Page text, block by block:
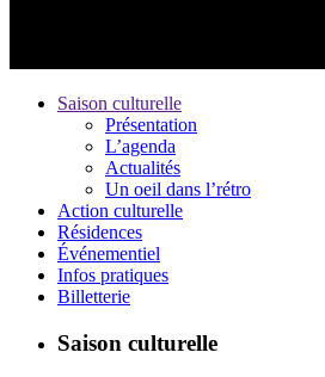
Saison culturelle
Présentation
L’agenda
Actualités
Un oeil dans l’rétro
Action culturelle
Résidences
Événementiel
Infos pratiques
Billetterie
Saison culturelle